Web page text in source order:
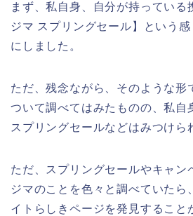
まず、私自身、自分が持っている
ジマ スプリングセール】という
にしました。
ただ、残念ながら、そのような形
ついて調べてはみたものの、私自
スプリングセールなどはみつけら
ただ、スプリングセールやキャン
ジマのことを色々と調べていたら
イトらしきページを発見すること